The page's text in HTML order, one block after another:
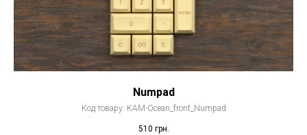
Numpad
Код товару: KAM-Ocean_front_Numpad
510 грн.